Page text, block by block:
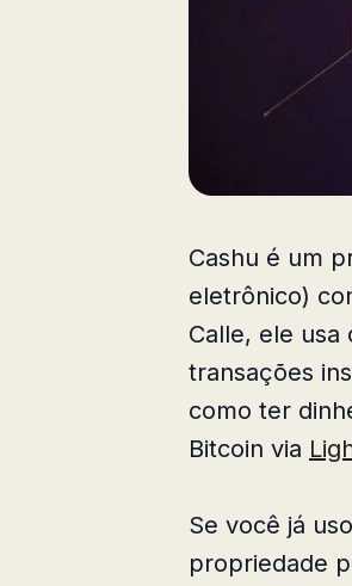
Cashu é um
eletrônico)
Calle, ele
transações
como ter
Bitcoin via
Se você já
propriedade